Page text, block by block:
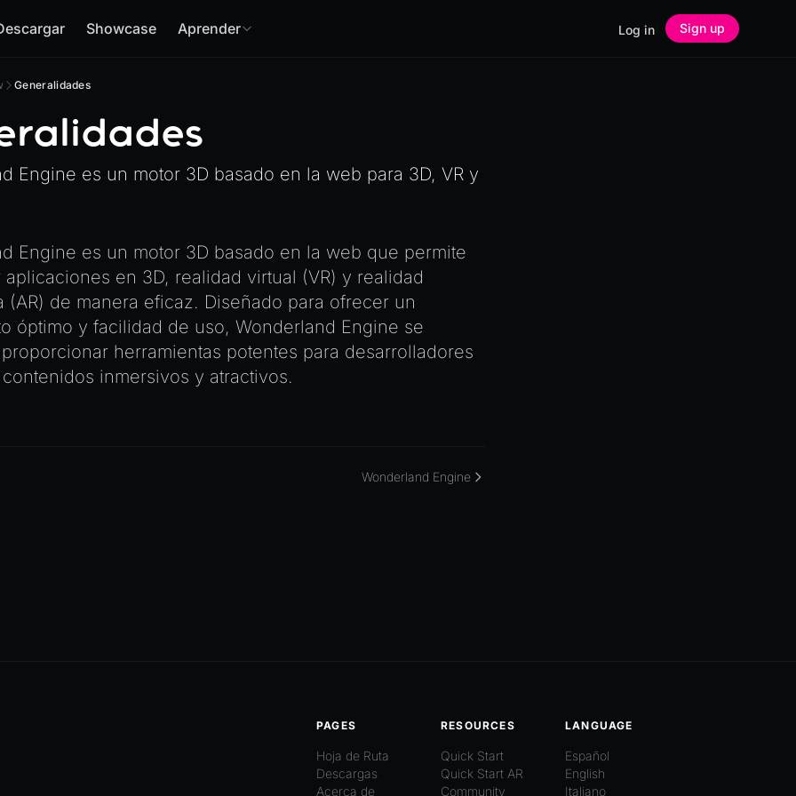
Showcase Aprender Log in Sign up
Generalidades
Engine es un motor 3D basado en la web para 3D, VR y
Engine es un motor 3D basado en la web que permite
aplicaciones en 3D, realidad virtual (VR) y realidad
(AR) de manera eficaz. Diseñado para ofrecer un
óptimo y facilidad de uso, Wonderland Engine se
herramientas potentes para desarrolladores
inmersivos y atractivos.
Wonderland Engine
PAGES
Hoja de Ruta
Descargas
Acerca de
RESOURCES
Quick Start
Quick Start AR
Community
LANGUAGE
Español
English
Italiano